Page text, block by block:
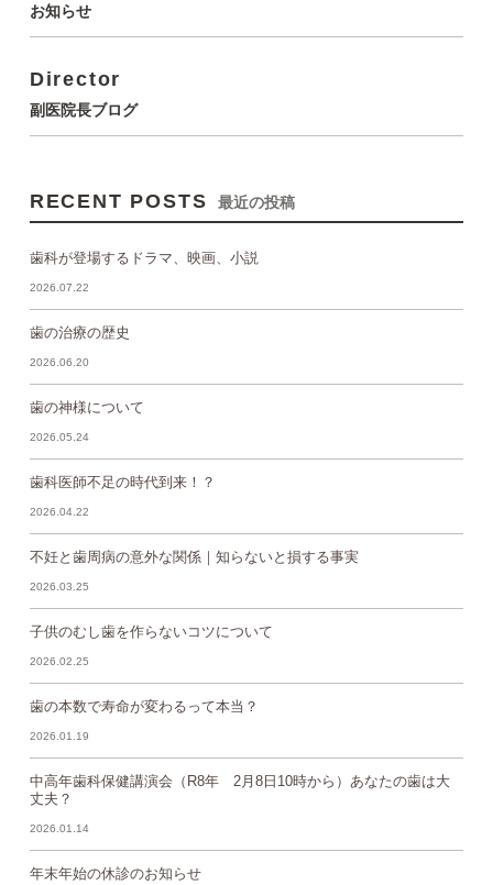
お知らせ
Director
副医院長ブログ
RECENT POSTS 最近の投稿
歯科が登場するドラマ、映画、小説
2026.07.22
歯の治療の歴史
2026.06.20
歯の神様について
2026.05.24
歯科医師不足の時代到来！？
2026.04.22
不妊と歯周病の意外な関係｜知らないと損する事実
2026.03.25
子供のむし歯を作らないコツについて
2026.02.25
歯の本数で寿命が変わるって本当？
2026.01.19
中高年歯科保健講演会（R8年 2月8日10時から）あなたの歯は大
丈夫？
2026.01.14
年末年始の休診のお知らせ